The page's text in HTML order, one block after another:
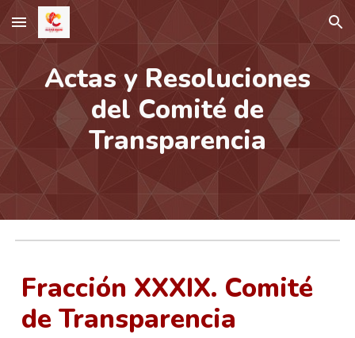
Skip to main content Skip to navigation
Actas y Resoluciones
del Comité de
Transparencia
Fracción XXXIX. Comité
de Transparencia